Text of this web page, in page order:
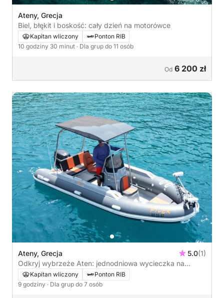
Ateny, Grecja
Biel, błękit i boskość: cały dzień na motorówce
Kapitan wliczony
Ponton RIB
10 godziny 30 minut · Dla grup do 11 osób
Od 6 200 zł
Ateny, Grecja 5.0(1)
Odkryj wybrzeże Aten: jednodniowa wycieczka na
pokładzie łodzi motorowej
Kapitan wliczony
Ponton RIB
9 godziny · Dla grup do 7 osób